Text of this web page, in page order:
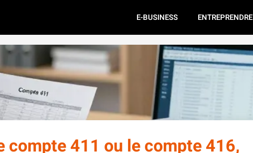
E-BUSINESS ENTREPRENDRE
compte 411 ou le compte 416,